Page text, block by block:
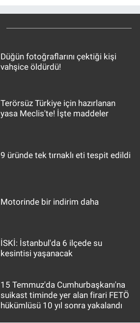
Düğün fotoğraflarını çektiği kişi
vahşice öldürdü!
Terörsüz Türkiye için hazırlanan
yasa Meclis'te! İşte maddeler
9 üründe tek tırnaklı eti tespit edildi
Motorinde bir indirim daha
İSKİ: İstanbul'da 6 ilçede su
kesintisi yaşanacak
15 Temmuz'da Cumhurbaşkanı'na
suikast timinde yer alan firari FETÖ
hükümlüsü 10 yıl sonra yakalandı